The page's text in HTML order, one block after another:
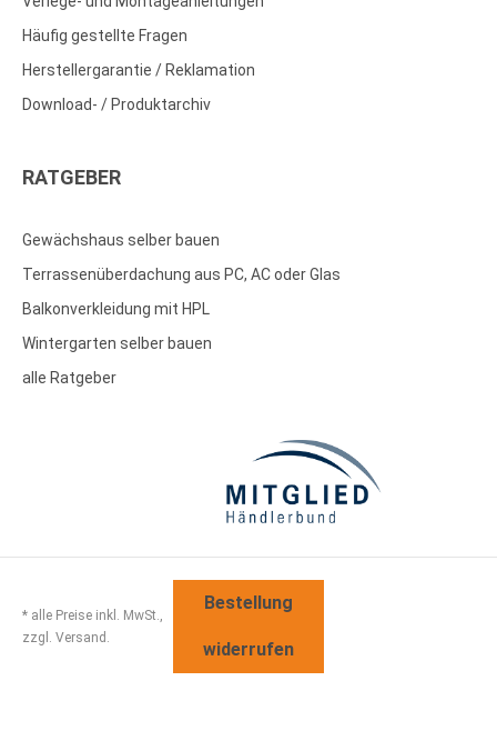
Häufig gestellte Fragen
Herstellergarantie / Reklamation
Download- / Produktarchiv
RATGEBER
Gewächshaus selber bauen
Terrassenüberdachung aus PC, AC oder Glas
Balkonverkleidung mit HPL
Wintergarten selber bauen
alle Ratgeber
* alle Preise inkl. MwSt.,
zzgl. Versand.
Bestellung
widerrufen